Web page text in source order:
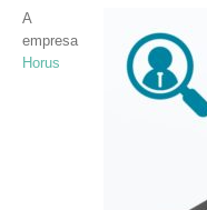
A
empresa
Horus